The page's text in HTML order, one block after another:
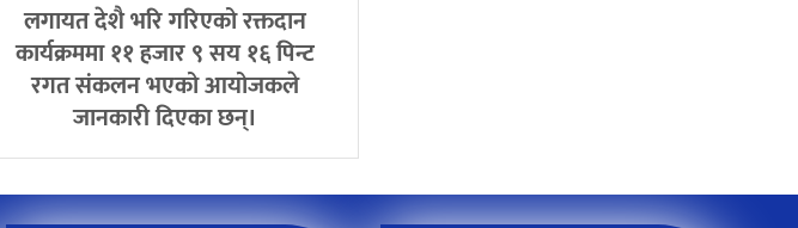
लगायत देशै भरि गरिएको रक्तदान
कार्यक्रममा ११ हजार ९ सय १६ पिन्ट
रगत संकलन भएको आयोजकले
जानकारी दिएका छन्।